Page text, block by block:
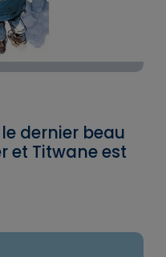
dernier beau
et Titwane est